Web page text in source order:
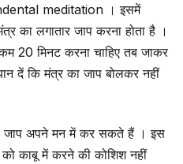
meditation । इसमें
का लगातार जाप करना होता है ।
20 मिनट करना चाहिए तब जाकर
दें कि मंत्र का जाप बोलकर नहीं
जाप अपने मन में कर सकते हैं । इस
को काबू में करने की कोशिश नहीं